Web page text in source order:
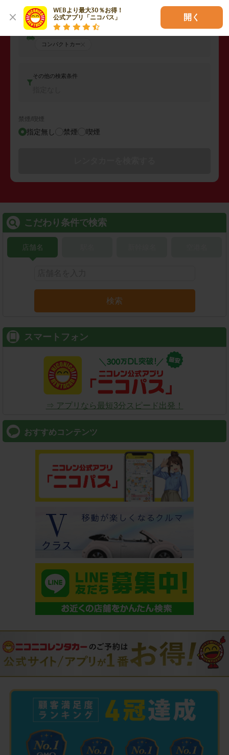
WEBより最大30％お得！
公式アプリ「ニコパス」
開く
車両タイプ
コンパクトカー
その他の検索条件
禁煙/喫煙
指定無し 禁煙 喫煙
こだわり条件で検索
店舗名
検索
スマートフォン
⇒ アプリなら最短3分スピード出発！
おすすめコンテンツ